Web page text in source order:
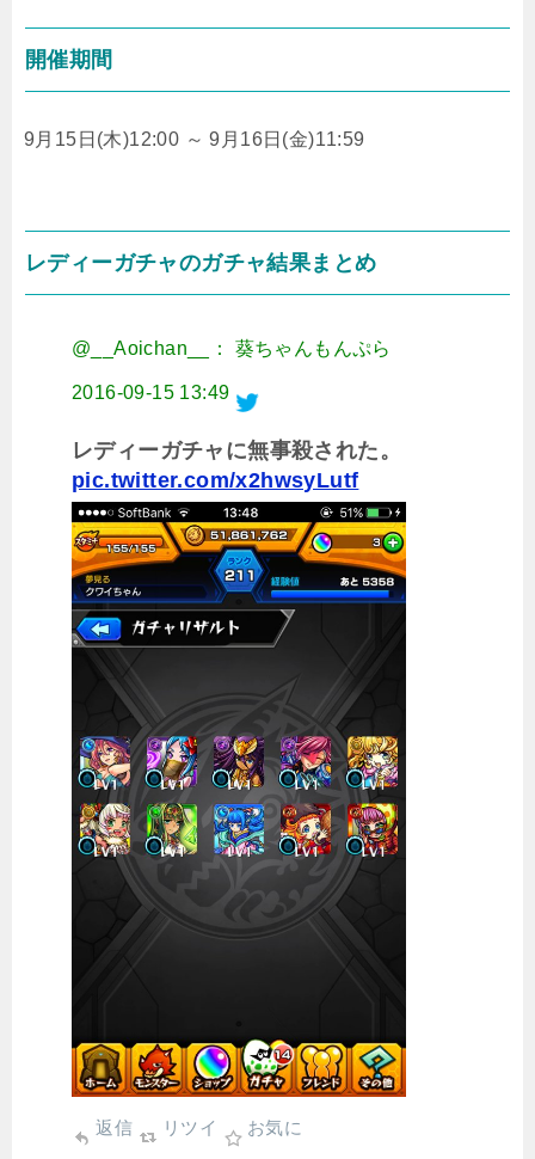
開催期間
9月15日(木)12:00 ～ 9月16日(金)11:59
レディーガチャのガチャ結果まとめ
@__Aoichan__： 葵ちゃんもんぷら
2016-09-15 13:49
レディーガチャに無事殺された。
pic.twitter.com/x2hwsyLutf
返信 リツイ お気に